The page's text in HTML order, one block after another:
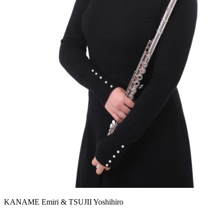
KANAME Emiri & TSUJII Yoshihiro